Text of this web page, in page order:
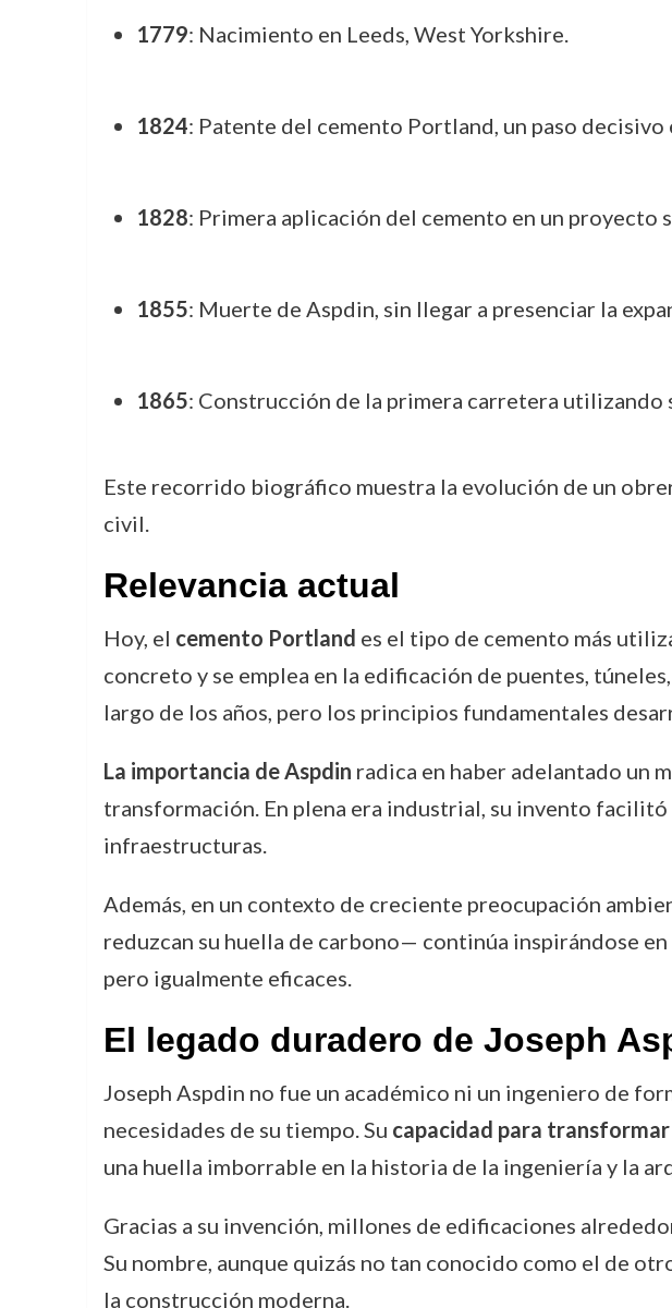
1779: Nacimiento en Leeds, West Yorkshire.
1824: Patente del cemento Portland, un paso
1828: Primera aplicación del cemento en un proyecto
1855: Muerte de Aspdin, sin llegar a presenciar la
1865: Construcción de la primera carretera utilizando
Este recorrido biográfico muestra la evolución de un
civil.
Relevancia actual
Hoy, el cemento Portland es el tipo de cemento más
concreto y se emplea en la edificación de puentes,
largo de los años, pero los principios fundamentales
La importancia de Aspdin radica en haber adelantado un
transformación. En plena era industrial, su invento
infraestructuras.
Además, en un contexto de creciente preocupación
reduzcan su huella de carbono— continúa inspirándose
pero igualmente eficaces.
El legado duradero de Joseph
Joseph Aspdin no fue un académico ni un ingeniero de
necesidades de su tiempo. Su capacidad para
una huella imborrable en la historia de la ingeniería y la
Gracias a su invención, millones de edificaciones
Su nombre, aunque quizás no tan conocido como el de
la construcción moderna.